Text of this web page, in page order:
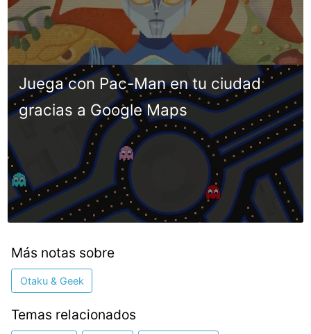
Juega con Pac-Man en tu ciudad
gracias a Google Maps
Más notas sobre
Otaku & Geek
Temas relacionados